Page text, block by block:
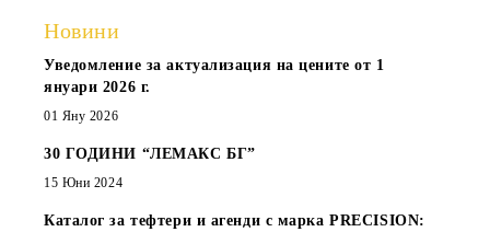
Новини
Уведомление за актуализация на цените от 1
януари 2026 г.
01 Яну 2026
30 ГОДИНИ “ЛЕМАКС БГ”
15 Юни 2024
Каталог за тефтери и агенди с марка PRECISION: